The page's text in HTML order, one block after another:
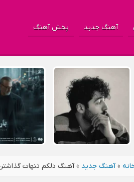
آهنگ جدید پخش آهنگ
»آهنگ جدید »آهنگ دلکم تنهات